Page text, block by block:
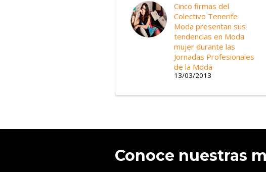
Cinco firmas del
Colectivo Tenerife
Moda presentan sus
tendencias en Moda
mujer durante las
Jornadas Profesionales
de la Moda
13/03/2013
Conoce nuestras